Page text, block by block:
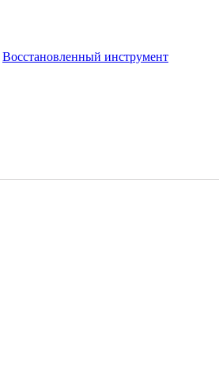
Восстановленный инструмент